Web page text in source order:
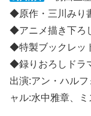
◆原作・三川みり
◆アニメ描き下ろ
◆特製ブックレッ
◆録りおろしドラ
出演:アン・ハル
ャル:水中雅章、